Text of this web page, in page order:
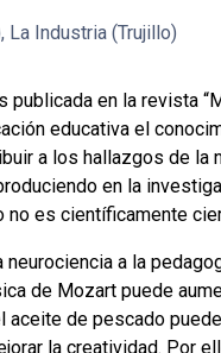
La Industria (Trujillo)
en la revista
educativa el
a los hallazgos de
en la
no es científicamente
a la
de Mozart puede
de pescado
la creatividad. Por